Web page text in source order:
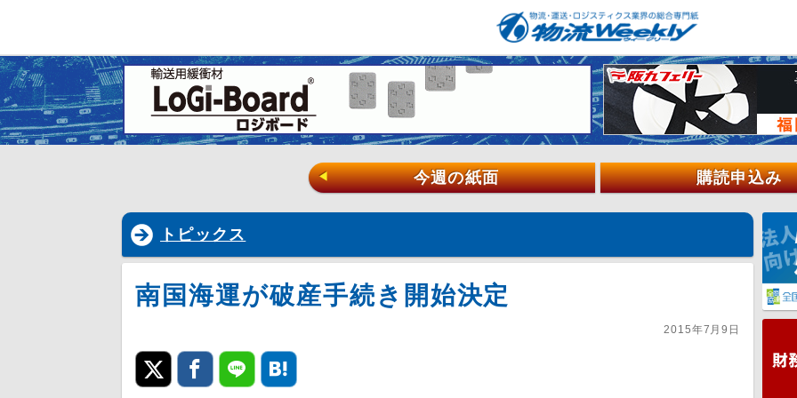
◀ 今週の紙面 購読申込み
トピックス
南国海運が破産手続き開始決定
2015年7月9日